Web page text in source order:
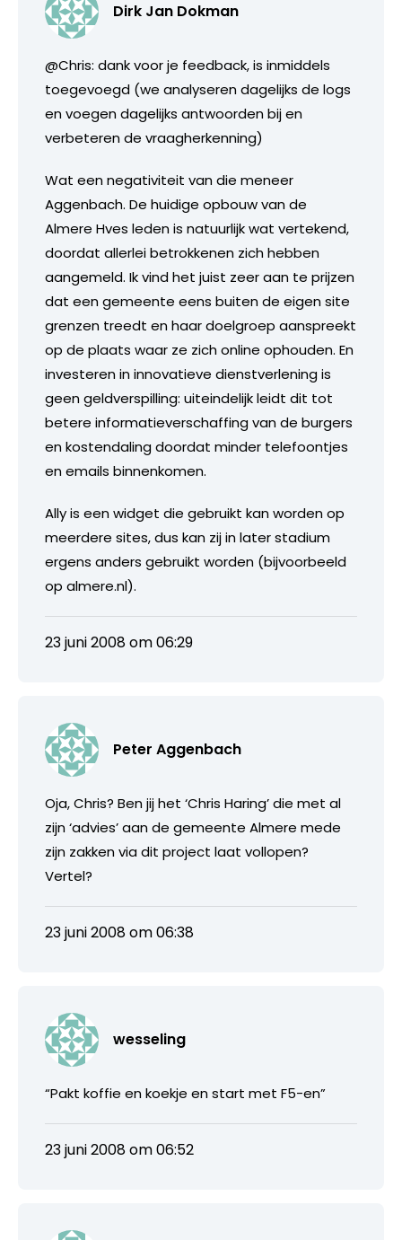
Dirk Jan Dokman
@Chris: dank voor je feedback, is inmiddels
toegevoegd (we analyseren dagelijks de logs
en voegen dagelijks antwoorden bij en
verbeteren de vraagherkenning)
Wat een negativiteit van die meneer
Aggenbach. De huidige opbouw van de
Almere Hves leden is natuurlijk wat vertekend,
doordat allerlei betrokkenen zich hebben
aangemeld. Ik vind het juist zeer aan te prijzen
dat een gemeente eens buiten de eigen site
grenzen treedt en haar doelgroep aanspreekt
op de plaats waar ze zich online ophouden. En
investeren in innovatieve dienstverlening is
geen geldverspilling: uiteindelijk leidt dit tot
betere informatieverschaffing van de burgers
en kostendaling doordat minder telefoontjes
en emails binnenkomen.
Ally is een widget die gebruikt kan worden op
meerdere sites, dus kan zij in later stadium
ergens anders gebruikt worden (bijvoorbeeld
op almere.nl).
23 juni 2008 om 06:29
Peter Aggenbach
Oja, Chris? Ben jij het ‘Chris Haring’ die met al
zijn ‘advies’ aan de gemeente Almere mede
zijn zakken via dit project laat vollopen?
Vertel?
23 juni 2008 om 06:38
wesseling
“Pakt koffie en koekje en start met F5-en”
23 juni 2008 om 06:52